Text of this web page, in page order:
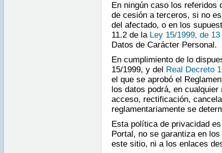
En ningún caso los referidos
de cesión a terceros, si no
del afectado, o en los
11.2 de la Ley 15/1999, de
Datos de Carácter Personal.
En cumplimiento de lo
15/1999, y del Real Decreto
el que se aprobó el
los datos podrá, en
acceso, rectificación,
reglamentariamente se
Esta política de privacidad
Portal, no se garantiza en
este sitio, ni a los enlaces